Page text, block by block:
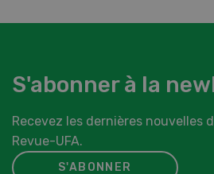
S'abonner à la
Recevez les dernières nouvelles
Revue-UFA.
S'ABONNER